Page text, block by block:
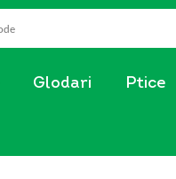
Glodari Ptice